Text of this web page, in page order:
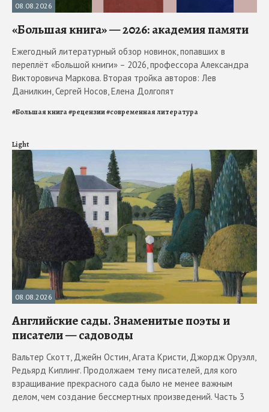
08.08.2026
«Большая книга» — 2026: академия памяти
Ежегодный литературный обзор новинок, попавших в
переплёт «Большой книги» – 2026, профессора Александра
Викторовича Маркова. Вторая тройка авторов: Лев
Данилкин, Сергей Носов, Елена Долгопят
#Большая книга#рецензии#современная литература
Light
08.08.2026
Английские сады. Знаменитые поэты и
писатели — садоводы
Вальтер Скотт, Джейн Остин, Агата Кристи, Джордж Оруэлл,
Редьярд Киплинг. Продолжаем тему писателей, для кого
взращивание прекрасного сада было не менее важным
делом, чем создание бессмертных произведений. Часть 3